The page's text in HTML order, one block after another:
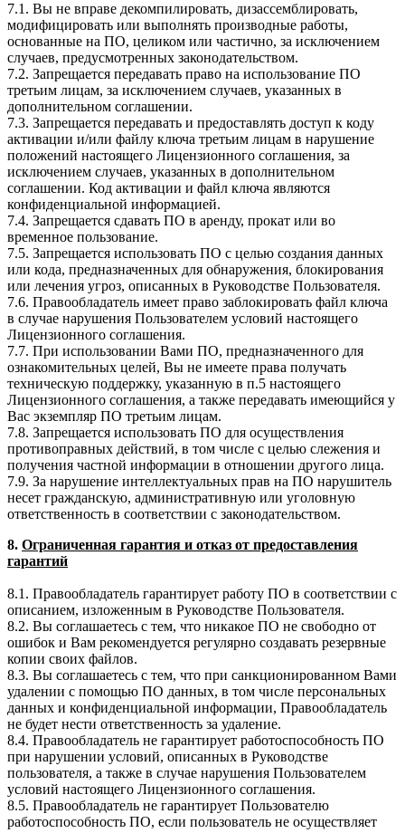
7.1. Вы не вправе декомпилировать, дизассемблировать,
модифицировать или выполнять производные работы,
основанные на ПО, целиком или частично, за исключением
случаев, предусмотренных законодательством.
7.2. Запрещается передавать право на использование ПО
третьим лицам, за исключением случаев, указанных в
дополнительном соглашении.
7.3. Запрещается передавать и предоставлять доступ к коду
активации и/или файлу ключа третьим лицам в нарушение
положений настоящего Лицензионного соглашения, за
исключением случаев, указанных в дополнительном
соглашении. Код активации и файл ключа являются
конфиденциальной информацией.
7.4. Запрещается сдавать ПО в аренду, прокат или во
временное пользование.
7.5. Запрещается использовать ПО с целью создания данных
или кода, предназначенных для обнаружения, блокирования
или лечения угроз, описанных в Руководстве Пользователя.
7.6. Правообладатель имеет право заблокировать файл ключа
в случае нарушения Пользователем условий настоящего
Лицензионного соглашения.
7.7. При использовании Вами ПО, предназначенного для
ознакомительных целей, Вы не имеете права получать
техническую поддержку, указанную в п.5 настоящего
Лицензионного соглашения, а также передавать имеющийся у
Вас экземпляр ПО третьим лицам.
7.8. Запрещается использовать ПО для осуществления
противоправных действий, в том числе с целью слежения и
получения частной информации в отношении другого лица.
7.9. За нарушение интеллектуальных прав на ПО нарушитель
несет гражданскую, административную или уголовную
ответственность в соответствии с законодательством.
8. Ограниченная гарантия и отказ от предоставления
гарантий
8.1. Правообладатель гарантирует работу ПО в соответствии с
описанием, изложенным в Руководстве Пользователя.
8.2. Вы соглашаетесь с тем, что никакое ПО не свободно от
ошибок и Вам рекомендуется регулярно создавать резервные
копии своих файлов.
8.3. Вы соглашаетесь с тем, что при санкционированном Вами
удалении с помощью ПО данных, в том числе персональных
данных и конфиденциальной информации, Правообладатель
не будет нести ответственность за удаление.
8.4. Правообладатель не гарантирует работоспособность ПО
при нарушении условий, описанных в Руководстве
пользователя, а также в случае нарушения Пользователем
условий настоящего Лицензионного соглашения.
8.5. Правообладатель не гарантирует Пользователю
работоспособность ПО, если пользователь не осуществляет